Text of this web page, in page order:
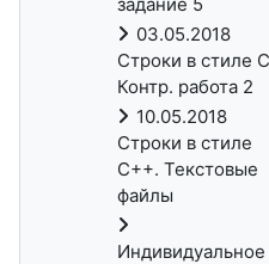
03.05.2018
Строки в стиле
Контр. работа 2
10.05.2018
Строки в стиле
С++. Текстовые
файлы
Индивидуальное